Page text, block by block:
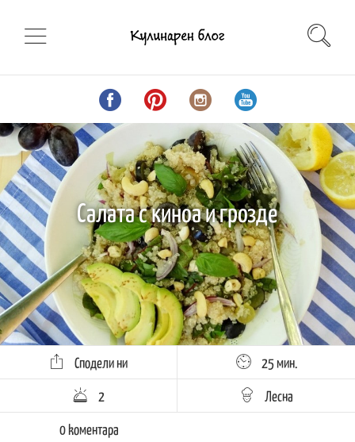
Салата с киноа и грозде
Сподели ни
25 мин.
2
Лесна
0 kоментара